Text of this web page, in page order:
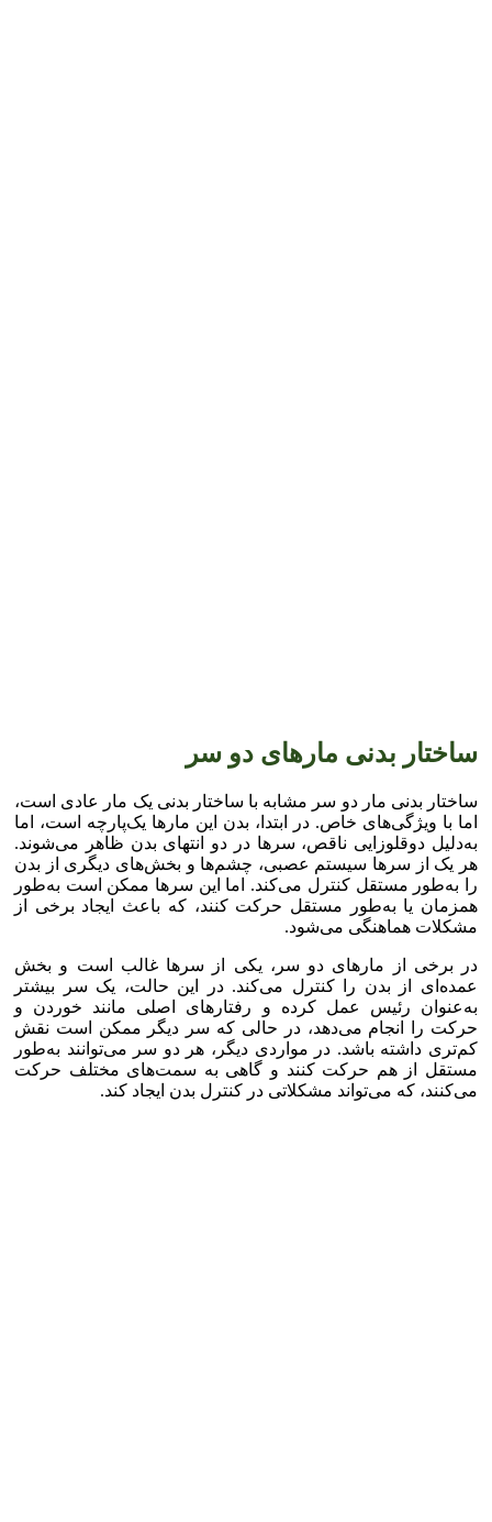
ساختار بدنی مارهای دو سر
ساختار بدنی مار دو سر مشابه با ساختار بدنی یک مار عادی است،
اما با ویژگی‌های خاص. در ابتدا، بدن این مارها یک‌پارچه است، اما
به‌دلیل دوقلوزایی ناقص، سرها در دو انتهای بدن ظاهر می‌شوند.
هر یک از سرها سیستم عصبی، چشم‌ها و بخش‌های دیگری از بدن
را به‌طور مستقل کنترل می‌کند. اما این سرها ممکن است به‌طور
همزمان یا به‌طور مستقل حرکت کنند، که باعث ایجاد برخی از
مشکلات هماهنگی می‌شود.
در برخی از مارهای دو سر، یکی از سرها غالب است و بخش
عمده‌ای از بدن را کنترل می‌کند. در این حالت، یک سر بیشتر
به‌عنوان رئیس عمل کرده و رفتارهای اصلی مانند خوردن و
حرکت را انجام می‌دهد، در حالی که سر دیگر ممکن است نقش
کم‌تری داشته باشد. در مواردی دیگر، هر دو سر می‌توانند به‌طور
مستقل از هم حرکت کنند و گاهی به سمت‌های مختلف حرکت
می‌کنند، که می‌تواند مشکلاتی در کنترل بدن ایجاد کند.